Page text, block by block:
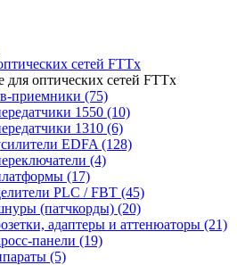
сетей FTTx
для оптических сетей FTTx
приемники (75)
1550 (10)
1310 (6)
EDFA (128)
(4)
(17)
PLC / FBT (45)
(патчкорды) (20)
адаптеры и аттенюаторы (21)
панели (19)
(5)